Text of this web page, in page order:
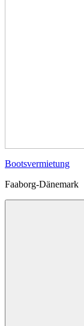
Bootsvermietung
Faaborg-Dänemark